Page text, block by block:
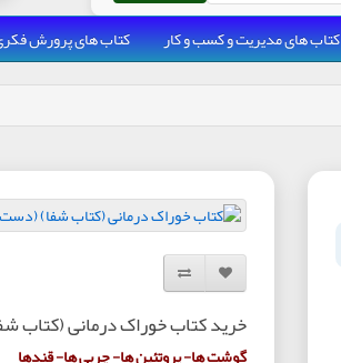
کتاب های مدیریت و کسب و کار کتاب های پرورش
افزودن به لیست دلخواه
مقایسه این محصول
خرید کتاب خوراک درمانی (کتاب
گوشت ها- پروتئین ها- چربی ها- قندها